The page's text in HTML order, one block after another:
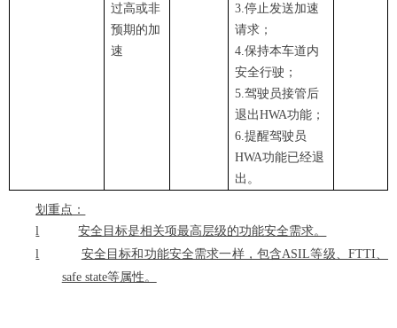
过高或非
预期的加
速
3.停止发送加速
请求；
4.保持本车道内
安全行驶；
5.驾驶员接管后
退出HWA功能；
6.提醒驾驶员
HWA功能已经退
出。
划重点：
l
安全目标是相关项最高层级的功能安全需求。
l
安全目标和功能安全需求一样，包含ASIL等级、FTTI、
safe state等属性。